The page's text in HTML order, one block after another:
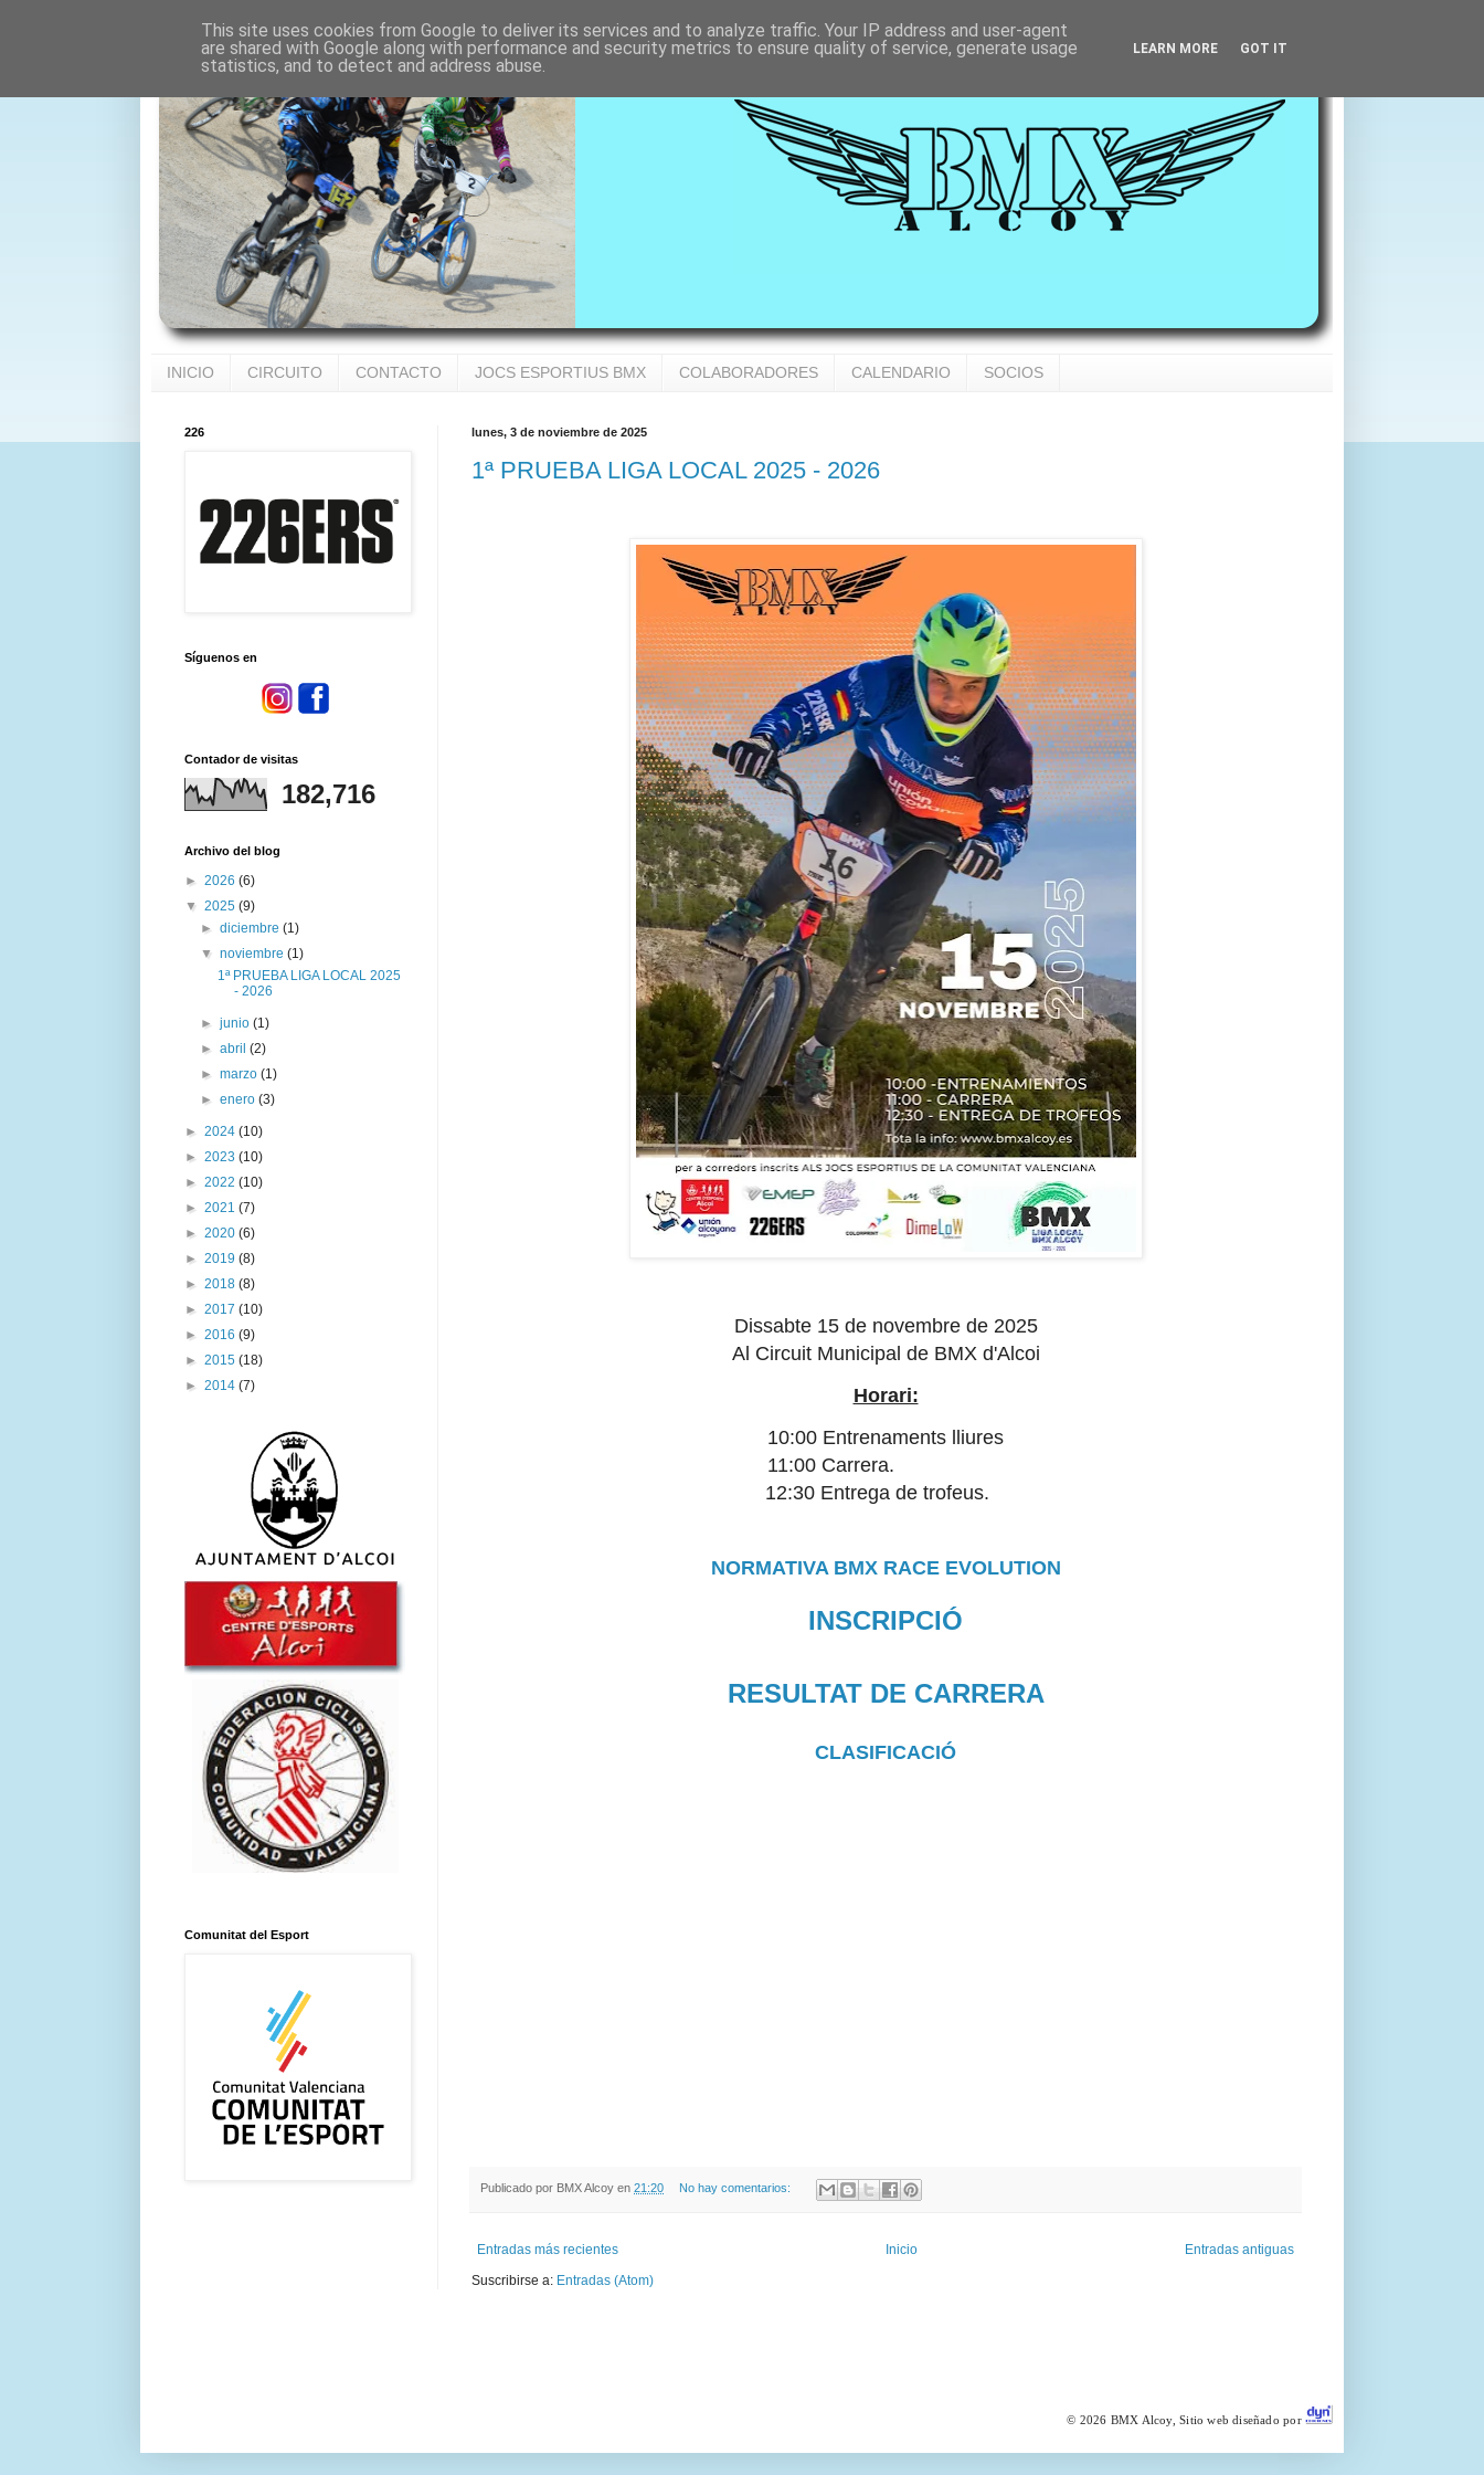
INICIO CIRCUITO CONTACTO JOCS ESPORTIUS BMX COLABORADORES CALENDARIO SOCIOS
lunes, 3 de noviembre de 2025
1ª PRUEBA LIGA LOCAL 2025 - 2026
Dissabte 15 de novembre de 2025
Al Circuit Municipal de BMX d'Alcoi
Horari:
10:00 Entrenaments lliures
11:00 Carrera.
12:30 Entrega de trofeus.
NORMATIVA BMX RACE EVOLUTION
INSCRIPCIÓ
RESULTAT DE CARRERA
CLASIFICACIÓ
Publicado por BMX Alcoy en 21:20 No hay comentarios:
Entradas más recientes Entradas antiguas
Inicio
Suscribirse a: Entradas (Atom)
226
Síguenos en
Contador de visitas
182,716
Archivo del blog
► 2026 (6)
▼ 2025 (9)
►diciembre(1)
▼noviembre(1)
1ª PRUEBA LIGA LOCAL 2025
- 2026
►junio(1)
►abril(2)
►marzo(1)
►enero(3)
► 2024 (10)
► 2023 (10)
► 2022 (10)
► 2021 (7)
► 2020 (6)
► 2019 (8)
► 2018 (8)
► 2017 (10)
► 2016 (9)
► 2015 (18)
► 2014 (7)
Comunitat del Esport
© 2026 BMX Alcoy, Sitio web diseñado por
This site uses cookies from Google to deliver its services and to analyze traffic. Your IP address and user-agent
are shared with Google along with performance and security metrics to ensure quality of service, generate usage
statistics, and to detect and address abuse.
LEARN MORE GOT IT